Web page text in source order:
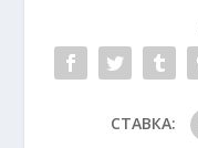
СТАВКА: